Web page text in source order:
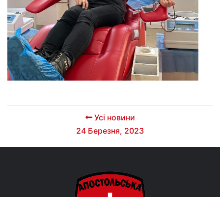
Усі новини
24 Березня, 2023